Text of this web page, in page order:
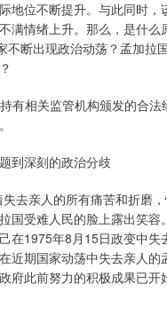
地位不断提升。与此同时，
满情绪上升。那么，是什么
不断出现政治动荡？孟加拉
有相关监管机构颁发的合
深刻的政治分歧
去亲人的所有痛苦和折磨，
国受难人民的脸上露出笑容
在1975年8月15日政变中失
近期国家动荡中失去亲人的
府此前努力的积极成果已开